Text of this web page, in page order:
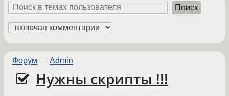
Поиск
Форум — Admin
Нужны скрипты !!!